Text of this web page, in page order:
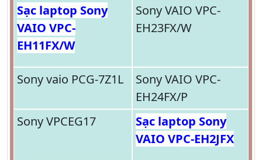
Sạc laptop Sony
VAIO VPC-
EH11FX/W
Sony VAIO VPC-
EH23FX/W
Sony vaio PCG-7Z1L
Sony VAIO VPC-
EH24FX/P
Sony VPCEG17
Sạc laptop Sony
VAIO VPC-EH2JFX